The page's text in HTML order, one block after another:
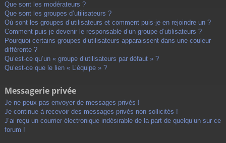
Que sont les modérateurs ?
Que sont les groupes d’utilisateurs ?
Où sont les groupes d’utilisateurs et comment puis-je en rejoindre un ?
Comment puis-je devenir le responsable d’un groupe d’utilisateurs ?
Pourquoi certains groupes d’utilisateurs apparaissent dans une couleur
différente ?
Qu’est-ce qu’un « groupe d’utilisateurs par défaut » ?
Qu’est-ce que le lien « L’équipe » ?
Messagerie privée
Je ne peux pas envoyer de messages privés !
Je continue à recevoir des messages privés non sollicités !
J’ai reçu un courrier électronique indésirable de la part de quelqu’un sur ce
forum !